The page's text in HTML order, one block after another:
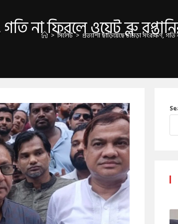
গতি না ফিরলে ওয়েট ব্লু
> সিলেট > প্রত্যাশা ছাড়িয়েছে চামড়া সংরক্ষণ,